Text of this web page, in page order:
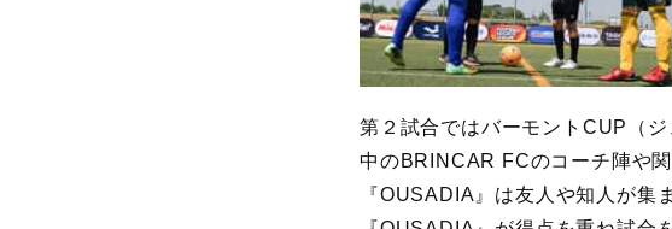
第２試合ではバーモントCUP（
中のBRINCAR FCのコーチ陣や
『OUSADIA』は友人や知人が集